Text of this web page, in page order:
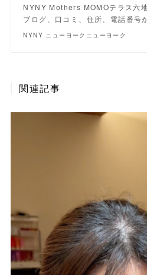
NYNY Mothers MOMOテラス六
ブログ、口コミ、住所、電話番
NYNY ニューヨークニューヨーク
関連記事